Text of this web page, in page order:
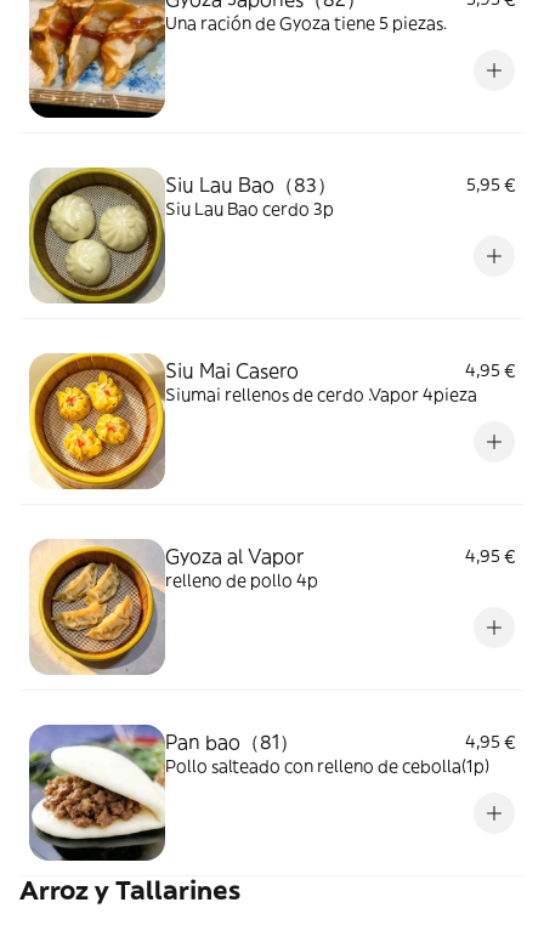
Una ración de Gyoza tiene 5 piezas.
Siu Lau Bao（83）
5,95 €
Siu Lau Bao cerdo 3p
Siu Mai Casero
4,95 €
Siumai rellenos de cerdo .Vapor 4pieza
Gyoza al Vapor
4,95 €
relleno de pollo 4p
Pan bao（81）
4,95 €
Pollo salteado con relleno de cebolla(1p)
Arroz y Tallarines